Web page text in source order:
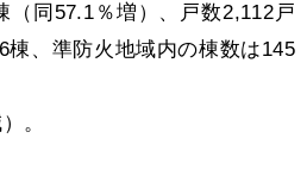
同57.1％増）、戸数2,112戸
棟、準防火地域内の棟数は145
。